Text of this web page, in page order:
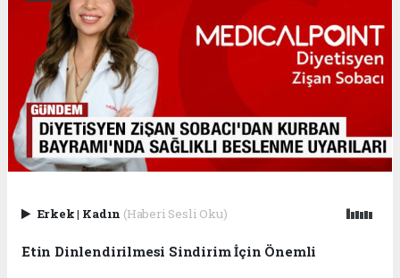
Erkek| Kadın (Haberi Sesli Oku)
Etin Dinlendirilmesi Sindirim İçin Önemli